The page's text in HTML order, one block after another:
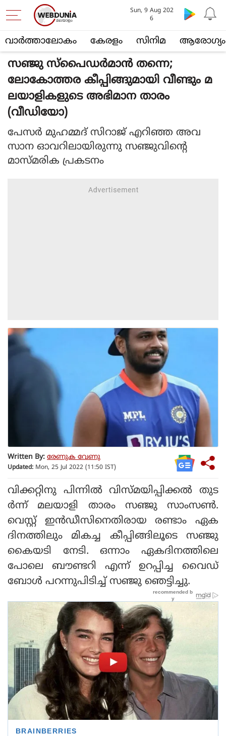
വാര്‍ത്താലോകം കേരളം സിനിമ ആരോഗ്യം
Sun, 9 Aug 202
6
സഞ്ജു സ്‌പൈഡര്‍മാന്‍ തന്നെ;
ലോകോത്തര കീപ്പിങ്ങുമായി വീണ്ടും മ
ലയാളികളുടെ അഭിമാന താരം
(വീഡിയോ)
പേസര്‍ മുഹമ്മദ് സിറാജ് എറിഞ്ഞ അവ
സാന ഓവറിലായിരുന്നു സഞ്ജുവിന്റെ
മാസ്മരിക പ്രകടനം
Written By: രേണുക വേണു
Updated: Mon, 25 Jul 2022 (11:50 IST)
വിക്കറ്റിനു പിന്നില്‍ വിസ്മയിപ്പിക്കല്‍ തുട
ര്‍ന്ന് മലയാളി താരം സഞ്ജു സാംസണ്‍.
വെസ്റ്റ് ഇന്‍ഡീസിനെതിരായ രണ്ടാം ഏക
ദിനത്തിലും മികച്ച കീപ്പിങ്ങിലൂടെ സഞ്ജു
കൈയടി നേടി. ഒന്നാം ഏകദിനത്തിലെ
പോലെ ബൗണ്ടറി എന്ന് ഉറപ്പിച്ച വൈഡ്
ബോള്‍ പറന്നുപിടിച്ച് സഞ്ജു ഞെട്ടിച്ചു.